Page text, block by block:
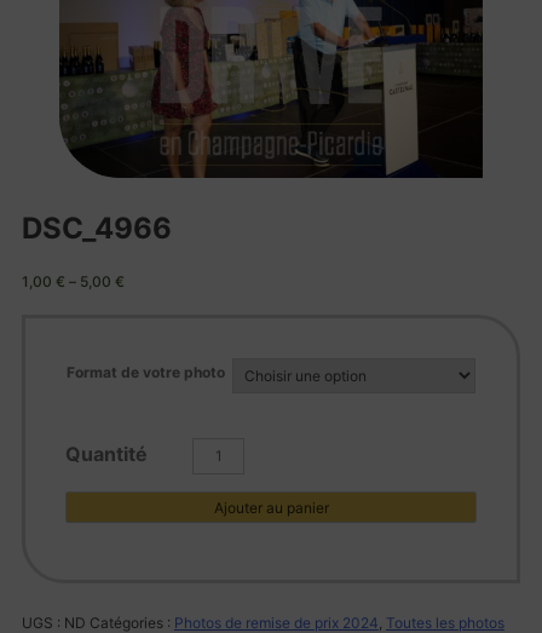
DSC_4966
1,00 € – 5,00 €
Format de votre photo
quantité
DSC_4966
Ajouter au panier
UGS : ND Catégories : Photos de remise de prix 2024 Toutes les photos